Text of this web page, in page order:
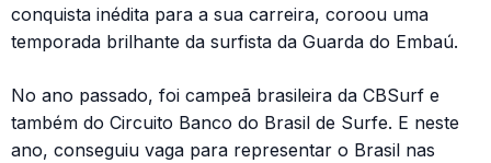
conquista inédita para a sua carreira, coroou uma
temporada brilhante da surfista da Guarda do Embaú.
No ano passado, foi campeã brasileira da CBSurf e
também do Circuito Banco do Brasil de Surfe. E neste
ano, conseguiu vaga para representar o Brasil nas